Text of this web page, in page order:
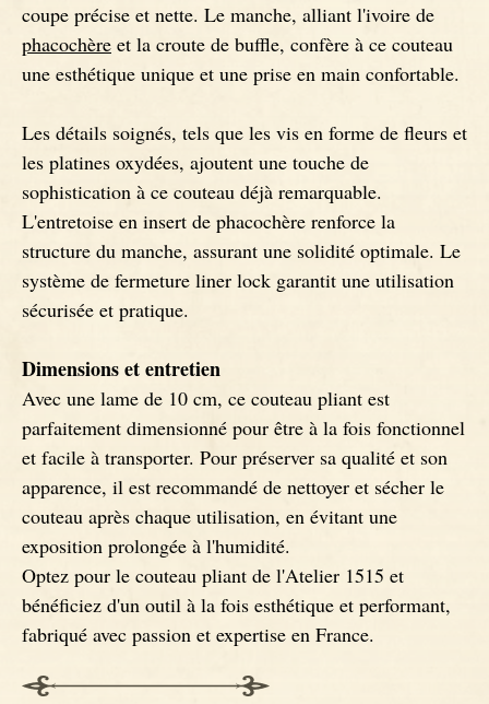
coupe précise et nette. Le manche, alliant l'ivoire de
phacochère et la croute de buffle, confère à ce couteau
une esthétique unique et une prise en main confortable.
Les détails soignés, tels que les vis en forme de fleurs et
les platines oxydées, ajoutent une touche de
sophistication à ce couteau déjà remarquable.
L'entretoise en insert de phacochère renforce la
structure du manche, assurant une solidité optimale. Le
système de fermeture liner lock garantit une utilisation
sécurisée et pratique.
Dimensions et entretien
Avec une lame de 10 cm, ce couteau pliant est
parfaitement dimensionné pour être à la fois fonctionnel
et facile à transporter. Pour préserver sa qualité et son
apparence, il est recommandé de nettoyer et sécher le
couteau après chaque utilisation, en évitant une
exposition prolongée à l'humidité.
Optez pour le couteau pliant de l'Atelier 1515 et
bénéficiez d'un outil à la fois esthétique et performant,
fabriqué avec passion et expertise en France.